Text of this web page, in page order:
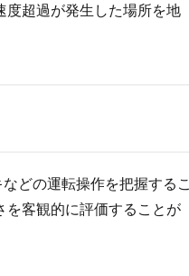
度超過が発生した場所を地
どの運転操作を把握するこ
を客観的に評価することが